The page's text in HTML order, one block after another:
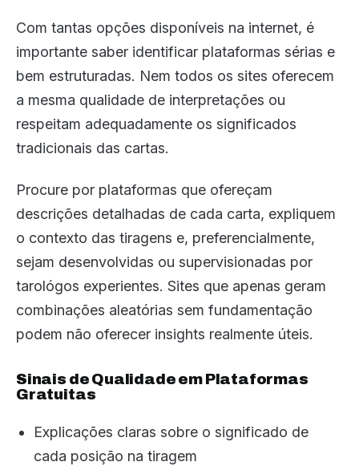
Com tantas opções disponíveis na internet, é
importante saber identificar plataformas sérias e
bem estruturadas. Nem todos os sites oferecem
a mesma qualidade de interpretações ou
respeitam adequadamente os significados
tradicionais das cartas.
Procure por plataformas que ofereçam
descrições detalhadas de cada carta, expliquem
o contexto das tiragens e, preferencialmente,
sejam desenvolvidas ou supervisionadas por
tarológos experientes. Sites que apenas geram
combinações aleatórias sem fundamentação
podem não oferecer insights realmente úteis.
Sinais de Qualidade em Plataformas
Gratuitas
Explicações claras sobre o significado de
cada posição na tiragem